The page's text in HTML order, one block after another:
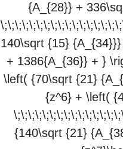
{A_{28}} +
140\sqrt {15}
+ 1386{A_{36}} + }
\left( {70\sqrt {21}
{z^6} + \left(
{140\sqrt {21}